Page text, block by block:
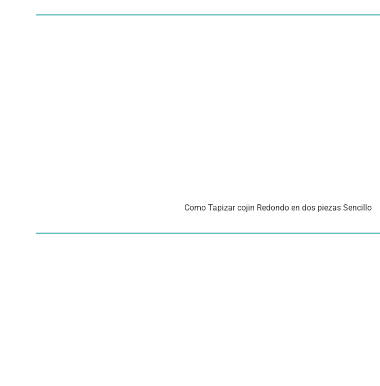
Como Tapizar cojin Redondo en dos piezas Sencillo